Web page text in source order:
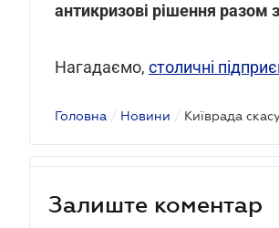
антикризові рішення разом
Нагадаємо, столичні
Головна / Новини /
Залиште коментар